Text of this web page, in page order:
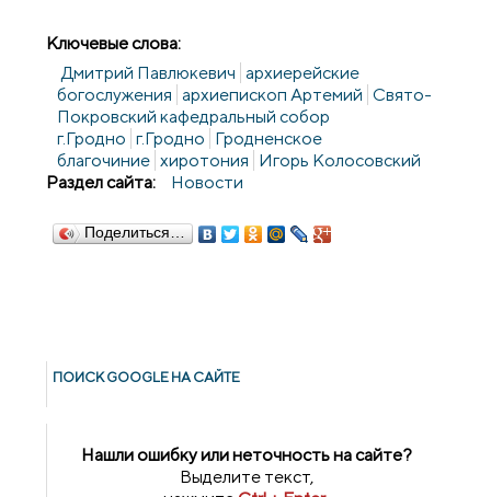
Ключевые слова:
Дмитрий Павлюкевич архиерейские
богослужения архиепископ Артемий Свято-
Покровский кафедральный собор
г.Гродно г.Гродно Гродненское
благочиние хиротония Игорь Колосовский
Раздел сайта:
Новости
Поделиться…
ПОИСК GOОGLE НА САЙТЕ
Нашли ошибку или неточность на сайте?
Выделите текст,